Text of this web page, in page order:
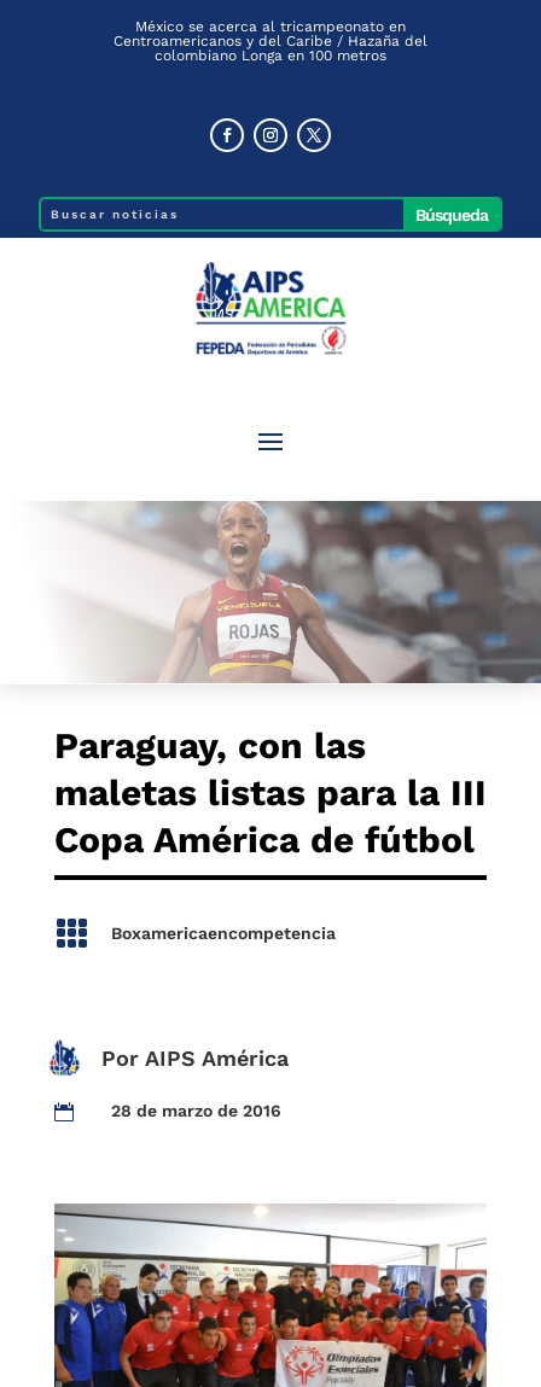
México se acerca al tricampeonato en
Centroamericanos y del Caribe / Hazaña del
colombiano Longa en 100 metros
Paraguay, con las
maletas listas para la III
Copa América de fútbol
 Boxamericaencompetencia
Por AIPS América
 28 de marzo de 2016